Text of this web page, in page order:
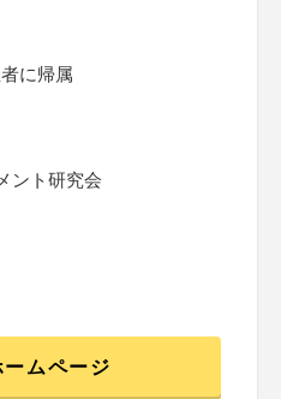
に帰属
ント研究会
ームページ